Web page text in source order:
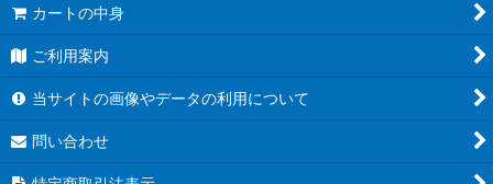
カートの中身
ご利用案内
当サイトの画像やデータの利用について
問い合わせ